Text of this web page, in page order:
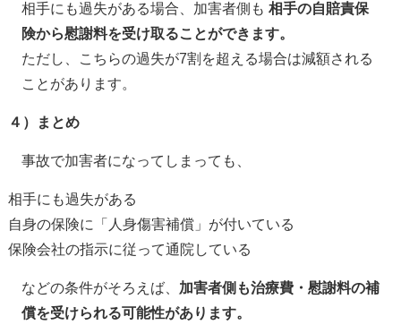
相手にも過失がある場合、加害者側も 相手の自賠責保
険から慰謝料を受け取ることができます。
ただし、こちらの過失が7割を超える場合は減額される
ことがあります。
４）まとめ
事故で加害者になってしまっても、
相手にも過失がある
自身の保険に「人身傷害補償」が付いている
保険会社の指示に従って通院している
などの条件がそろえば、 加害者側も治療費・慰謝料の補
償を受けられる可能性があります。